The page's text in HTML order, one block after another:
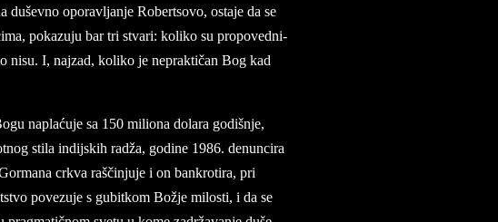
opo­rav­ljan­je Ro­bert­so­vo, osta­je da se
po­ka­zu­ju bar tri stva­ri: ko­li­ko su pro­po­ved­ni­
nisu. I, naj­zad, ko­li­ko je ne­prak­ti­čan Bog kad
na­plaćuje sa 150 mi­li­o­na do­la­ra godišnje,
sti­la in­dijskih radža, go­di­ne 1986. de­nun­ci­ra
cr­kva raščin­ju­je i on ban­kro­ti­ra, pri
po­ve­zu­je s gu­bit­kom Božje mi­lo­sti, i da se